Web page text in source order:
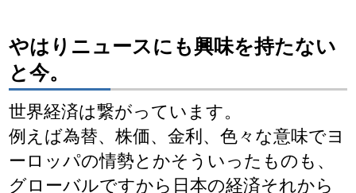
やはりニュースにも興味を持たない
と今。
世界経済は繋がっています。
例えば為替、株価、金利、色々な意味でヨ
ーロッパの情勢とかそういったものも、
グローバルですから日本の経済それから